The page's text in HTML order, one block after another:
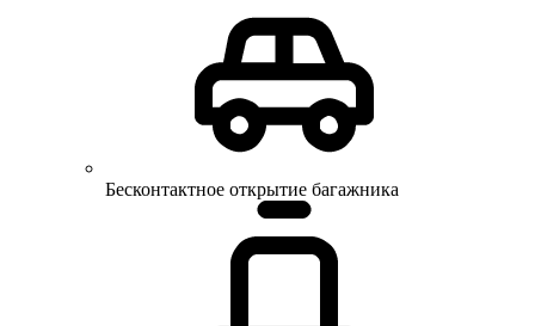
Бесконтактное открытие багажника